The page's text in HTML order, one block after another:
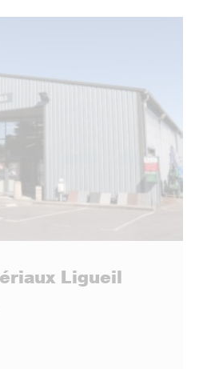
Ligueil